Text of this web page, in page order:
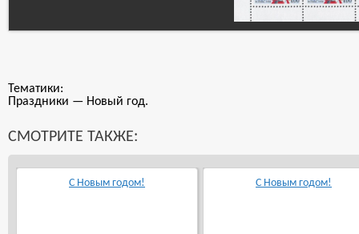
Тематики:
Праздники — Новый год.
СМОТРИТЕ ТАКЖЕ:
С Новым годом! С Новым годом!